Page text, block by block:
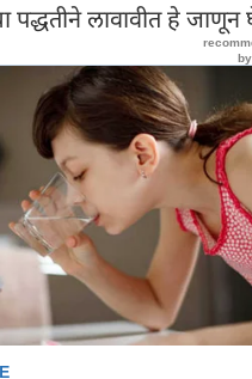
पद्धतीने लावावीत हे